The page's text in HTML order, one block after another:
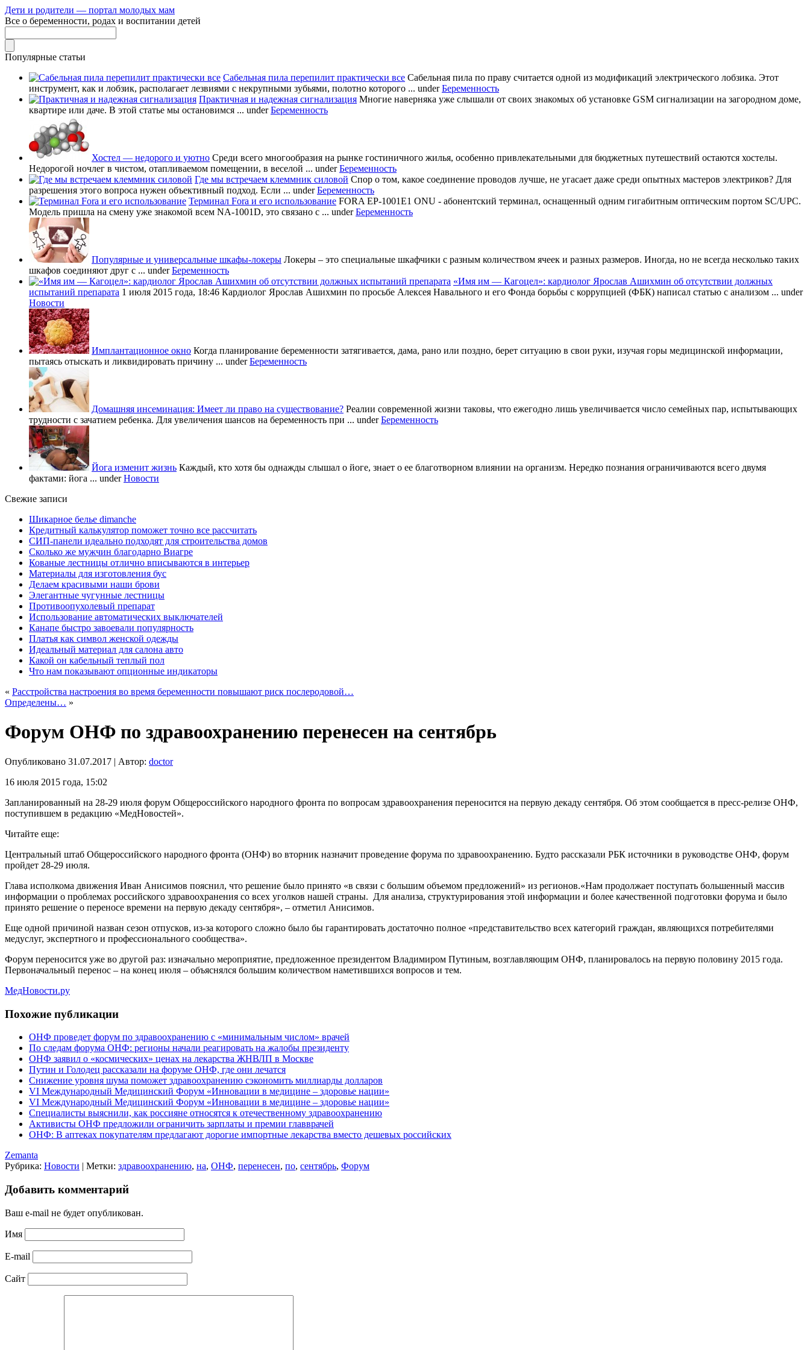
Дети и родители — портал молодых мам
Все о беременности, родах и воспитании детей
Популярные статьи
Сабельная пила перепилит практически все Сабельная пила по праву считается одной из модификаций электрического лобзика. Этот
инструмент, как и лобзик, располагает лезвиями с некрупными зубьями, полотно которого ... underБеременность
Практичная и надежная сигнализация Многие наверняка уже слышали от своих знакомых об установке GSM сигнализации на загородном доме,
квартире или даче. В этой статье мы остановимся ... underБеременность
Хостел — недорого и уютно Среди всего многообразия на рынке гостиничного жилья, особенно привлекательными для бюджетных путешествий остаются хостелы.
Недорогой ночлег в чистом, отапливаемом помещении, в веселой ... underБеременность
Где мы встречаем клеммник силовой Спор о том, какое соединение проводов лучше, не угасает даже среди опытных мастеров электриков? Для
разрешения этого вопроса нужен объективный подход. Если ... underБеременность
Терминал Fora и его использование FORA EP-1001E1 ONU - абонентский терминал, оснащенный одним гигабитным оптическим портом SC/UPC.
Модель пришла на смену уже знакомой всем NA-1001D, это связано с ... underБеременность
Популярные и универсальные шкафы-локеры Локеры – это специальные шкафчики с разным количеством ячеек и разных размеров. Иногда, но не всегда несколько таких
шкафов соединяют друг с ... underБеременность
«Имя им — Кагоцел»: кардиолог Ярослав Ашихмин об отсутствии должных
испытаний препарата 1 июля 2015 года, 18:46 Кардиолог Ярослав Ашихмин по просьбе Алексея Навального и его Фонда борьбы с коррупцией (ФБК) написал статью с анализом ... under
Новости
Имплантационное окно Когда планирование беременности затягивается, дама, рано или поздно, берет ситуацию в свои руки, изучая горы медицинской информации,
пытаясь отыскать и ликвидировать причину ... underБеременность
Домашняя инсеминация: Имеет ли право на существование? Реалии современной жизни таковы, что ежегодно лишь увеличивается число семейных пар, испытывающих
трудности с зачатием ребенка. Для увеличения шансов на беременность при ... underБеременность
Йога изменит жизнь Каждый, кто хотя бы однажды слышал о йоге, знает о ее благотворном влиянии на организм. Нередко познания ограничиваются всего двумя
фактами: йога ... underНовости
Свежие записи
Шикарное белье dimanche
Кредитный калькулятор поможет точно все рассчитать
СИП-панели идеально подходят для строительства домов
Сколько же мужчин благодарно Виагре
Кованые лестницы отлично вписываются в интерьер
Материалы для изготовления бус
Делаем красивыми наши брови
Элегантные чугунные лестницы
Противоопухолевый препарат
Использование автоматических выключателей
Канапе быстро завоевали популярность
Платья как символ женской одежды
Идеальный материал для салона авто
Какой он кабельный теплый пол
Что нам показывают опционные индикаторы
« Расстройства настроения во время беременности повышают риск послеродовой…
Определены… »
Форум ОНФ по здравоохранению перенесен на сентябрь
Опубликовано 31.07.2017 | Автор: doctor
16 июля 2015 года, 15:02
Запланированный на 28-29 июля форум Общероссийского народного фронта по вопросам здравоохранения переносится на первую декаду сентября. Об этом сообщается в пресс-релизе ОНФ,
поступившем в редакцию «МедНовостей».
Читайте еще:
Центральный штаб Общероссийского народного фронта (ОНФ) во вторник назначит проведение форума по здравоохранению. Будто рассказали РБК источники в руководстве ОНФ, форум
пройдет 28-29 июля.
Глава исполкома движения Иван Анисимов пояснил, что решение было принято «в связи с большим объемом предложений» из регионов.«Нам продолжает поступать большенный массив
информации о проблемах российского здравоохранения со всех уголков нашей страны. Для анализа, структурирования этой информации и более качественной подготовки форума и было
принято решение о переносе времени на первую декаду сентября», – отметил Анисимов.
Еще одной причиной назван сезон отпусков, из-за которого сложно было бы гарантировать достаточно полное «представительство всех категорий граждан, являющихся потребителями
медуслуг, экспертного и профессионального сообщества».
Форум переносится уже во другой раз: изначально мероприятие, предложенное президентом Владимиром Путиным, возглавляющим ОНФ, планировалось на первую половину 2015 года.
Первоначальный перенос – на конец июля – объяснялся большим количеством наметившихся вопросов и тем.
МедНовости.ру
Похожие публикации
ОНФ проведет форум по здравоохранению с «минимальным числом» врачей
По следам форума ОНФ: регионы начали реагировать на жалобы президенту
ОНФ заявил о «космических» ценах на лекарства ЖНВЛП в Москве
Путин и Голодец рассказали на форуме ОНФ, где они лечатся
Снижение уровня шума поможет здравоохранению сэкономить миллиарды долларов
VI Международный Медицинский Форум «Инновации в медицине – здоровье нации»
VI Международный Медицинский Форум «Инновации в медицине – здоровье нации»
Специалисты выяснили, как россияне относятся к отечественному здравоохранению
Активисты ОНФ предложили ограничить зарплаты и премии главврачей
ОНФ: В аптеках покупателям предлагают дорогие импортные лекарства вместо дешевых российских
Zemanta
Рубрика: Новости | Метки: здравоохранению, на, ОНФ, перенесен, по, сентябрь, Форум
Добавить комментарий
Ваш e-mail не будет опубликован.
Имя
E-mail
Сайт